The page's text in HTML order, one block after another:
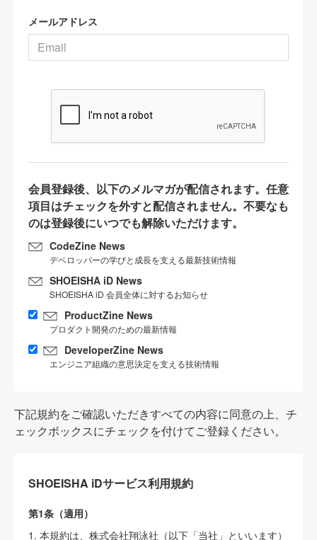
メールアドレス
会員登録後、以下のメルマガが配信されます。任意
項目はチェックを外すと配信されません。不要なも
のは登録後にいつでも解除いただけます。
CodeZine News
デベロッパーの学びと成長を支える最新技術情報
SHOEISHA iD News
SHOEISHA iD 会員全体に対するお知らせ
ProductZine News
プロダクト開発のための最新情報
DeveloperZine News
エンジニア組織の意思決定を支える技術情報
下記規約をご確認いただきすべての内容に同意の上、チ
ェックボックスにチェックを付けてご登録ください。
SHOEISHA iDサービス利用規約
第1条（適用）
1. 本規約は、株式会社翔泳社（以下「当社」といいます）